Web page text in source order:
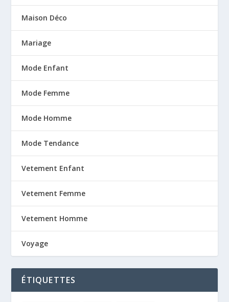
Maison Déco
Mariage
Mode Enfant
Mode Femme
Mode Homme
Mode Tendance
Vetement Enfant
Vetement Femme
Vetement Homme
Voyage
ÉTIQUETTES